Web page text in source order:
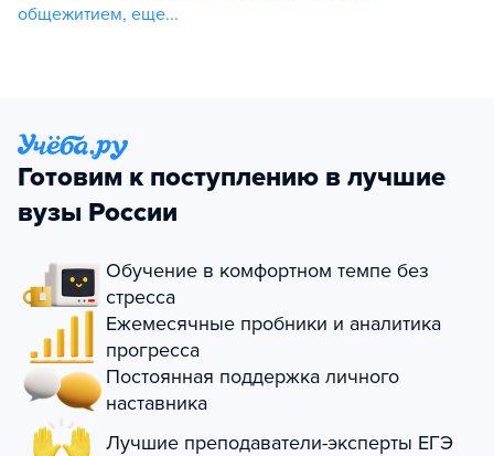
общежитием, еще...
Готовим к поступлению в лучшие
вузы России
Обучение в комфортном темпе без
стресса
Ежемесячные пробники и аналитика
прогресса
Постоянная поддержка личного
наставника
Лучшие преподаватели-эксперты ЕГЭ